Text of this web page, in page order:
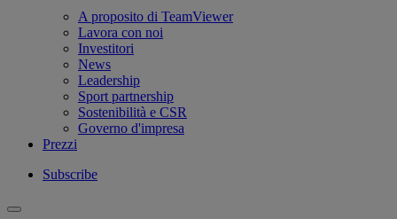
A proposito di TeamViewer
Lavora con noi
Investitori
News
Leadership
Sport partnership
Sostenibilità e CSR
Governo d'impresa
Prezzi
Subscribe